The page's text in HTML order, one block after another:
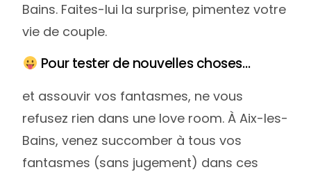
Bains. Faites-lui la surprise, pimentez votre
vie de couple.
Pour tester de nouvelles choses…
et assouvir vos fantasmes, ne vous
refusez rien dans une love room. À Aix-les-
Bains, venez succomber à tous vos
fantasmes (sans jugement) dans ces